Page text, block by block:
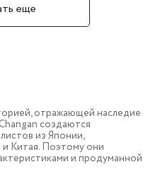
еще
отражающей наследие
создаются
из Японии,
Китая. Поэтому они
и продуманной